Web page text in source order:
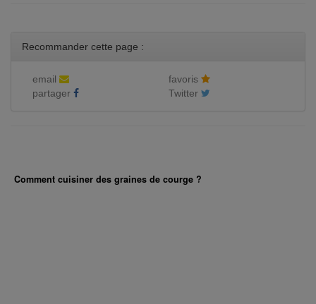
Recommander cette page :
email
favoris
partager
Twitter
Comment cuisiner des graines de courge ?